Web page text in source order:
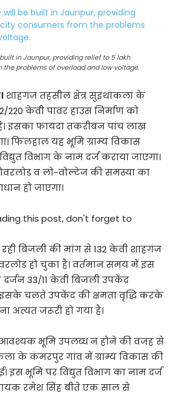
in Jaunpur, providing relief to 5 lakh
problems of overload and low voltage.
शाहगंज तहसील क्षेत्र सुइथाकलां के
केवी पावर हाउस निर्माण को
इसका फायदा तकरीबन पांच लाख
फिलहाल यह भूमि ग्राम्य विकास
विभाग के नाम दर्ज कराया जाएगा।
व लो-वोल्टेज की समस्या का
हो जाएगा।
this post, don't forget to
रही बिजली की मांग से 132 केवी शाहगंज
हो चुका है। वर्तमान समय में इस
33/11 केवी बिजली उपकेंद्र
इसके चलते उपकेंद की क्षमता वृद्धि करके
अत्यंत जरूरी हो गया है।
भूमि उपलब्ध न होने की वजह से
के कंमरपुर गांव में ग्राम्य विकास की
इस भूमि पर विद्युत विभाग का नाम दर्ज
रमेश सिंह बीते एक साल से